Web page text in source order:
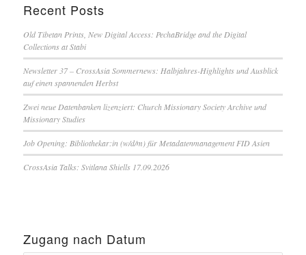
Recent Posts
Old Tibetan Prints, New Digital Access: PechaBridge and the Digital
Collections at Stabi
Newsletter 37 – CrossAsia Sommernews: Halbjahres-Highlights und Ausblick
auf einen spannenden Herbst
Zwei neue Datenbanken lizenziert: Church Missionary Society Archive und
Missionary Studies
Job Opening: Bibliothekar:in (w/d/m) für Metadatenmanagement FID Asien
CrossAsia Talks: Svitlana Shiells 17.09.2026
Zugang nach Datum